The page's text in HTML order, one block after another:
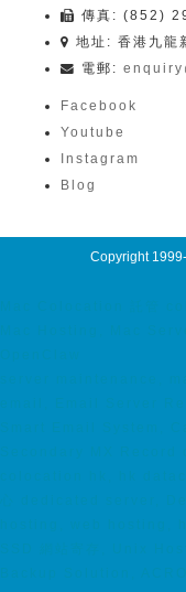
傳真: (852)
地址: 香港九龍
電郵:
Facebook
Youtube
Instagram
Blog
Copyright